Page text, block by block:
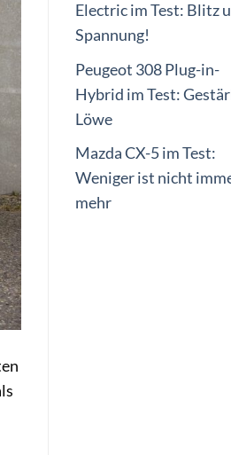
Electric im Test: Blitz
Spannung!
Peugeot 308 Plug-in-
Hybrid im Test:
Löwe
Mazda CX-5 im Test:
Weniger ist nicht
mehr